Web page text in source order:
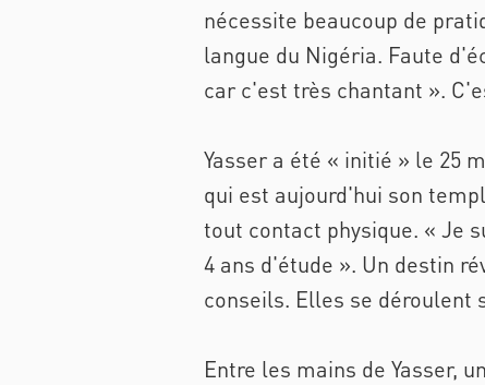
nécessite beaucoup de
langue du Nigéria. Faute
car c'est très chantant ».
Yasser a été « initié » le 25
qui est aujourd'hui son
tout contact physique. « Je
4 ans d'étude ». Un destin
conseils. Elles se déroulent
Entre les mains de Yasser,